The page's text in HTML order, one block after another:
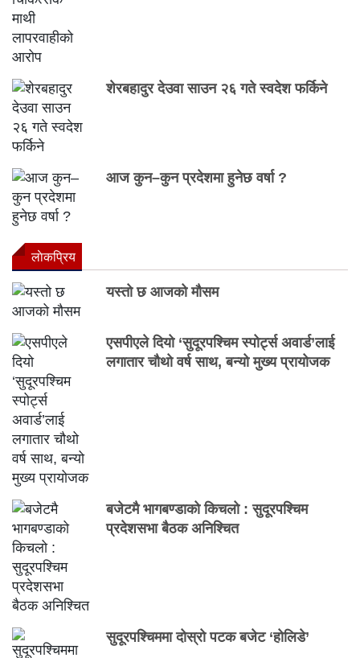
शेरबहादुर देउवा साउन २६ गते स्वदेश फर्किने
आज कुन–कुन प्रदेशमा हुनेछ वर्षा ?
लाेकप्रिय
यस्तो छ आजको मौसम
एसपीएले दियो ‘सुदूरपश्चिम स्पोर्ट्स अवार्ड’लाई
लगातार चौथो वर्ष साथ, बन्यो मुख्य प्रायोजक
बजेटमै भागबण्डाको किचलो : सुदूरपश्चिम
प्रदेशसभा बैठक अनिश्चित
सुदूरपश्चिममा दोस्रो पटक बजेट ‘होलिडे’